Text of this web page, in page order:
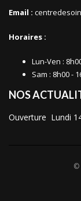
Email :
Horaires :
Lun-Ven :
Sam : 8h00 -
NOS
Ouverture Lundi
©